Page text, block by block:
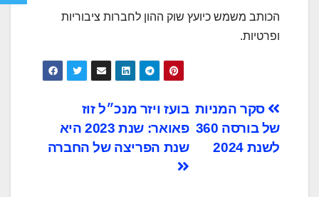
הכותב משמש כיועץ שוק ההון לחברות ציבוריות
ופרטיות.
ניווט
בועז ויזר מנכ״ל זוז
פאואר: שנת 2023 היא
שנת הפריצה של החברה
סקר המניות
של בורסה 360
לשנת 2024